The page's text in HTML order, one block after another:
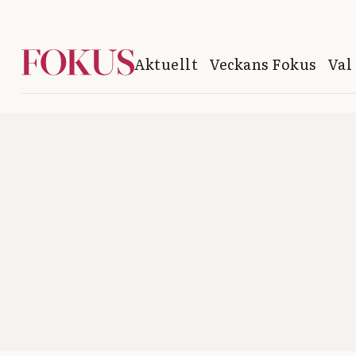
Aktuellt Veckans Fokus Val